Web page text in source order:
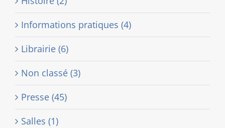
Informations pratiques (4)
Librairie (6)
Non classé (3)
Presse (45)
Salles (1)